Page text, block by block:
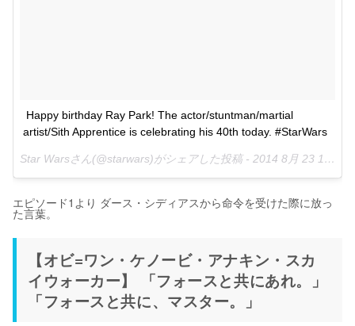
Happy birthday Ray Park! The actor/stuntman/martial
artist/Sith Apprentice is celebrating his 40th today. #StarWars
Star Warsさん(@starwars)がシェアした投稿 - 2014 8月 23 10:41午前 PDT
エピソード1より ダース・シディアスから命令を受けた際に放っ
た言葉。
【オビ=ワン・ケノービ・アナキン・スカ
イウォーカー】 「フォースと共にあれ。」
「フォースと共に、マスター。」